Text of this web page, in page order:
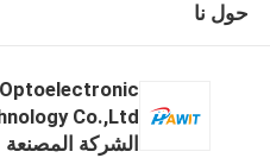
حول نا
الشركة المصنعة